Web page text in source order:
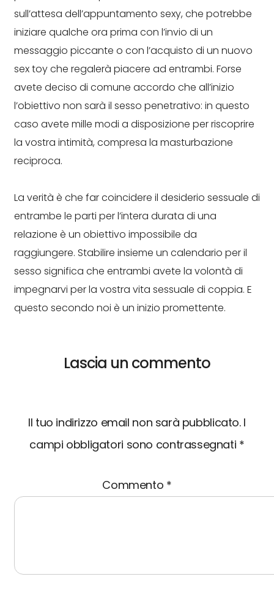
sull’attesa dell’appuntamento sexy, che potrebbe
iniziare qualche ora prima con l’invio di un
messaggio piccante o con l’acquisto di un nuovo
sex toy che regalerà piacere ad entrambi. Forse
avete deciso di comune accordo che all’inizio
l’obiettivo non sarà il sesso penetrativo: in questo
caso avete mille modi a disposizione per riscoprire
la vostra intimità, compresa la masturbazione
reciproca.
La verità è che far coincidere il desiderio sessuale di
entrambe le parti per l’intera durata di una
relazione è un obiettivo impossibile da
raggiungere. Stabilire insieme un calendario per il
sesso significa che entrambi avete la volontà di
impegnarvi per la vostra vita sessuale di coppia. E
questo secondo noi è un inizio promettente.
Lascia un commento
Il tuo indirizzo email non sarà pubblicato. I
campi obbligatori sono contrassegnati *
Commento *